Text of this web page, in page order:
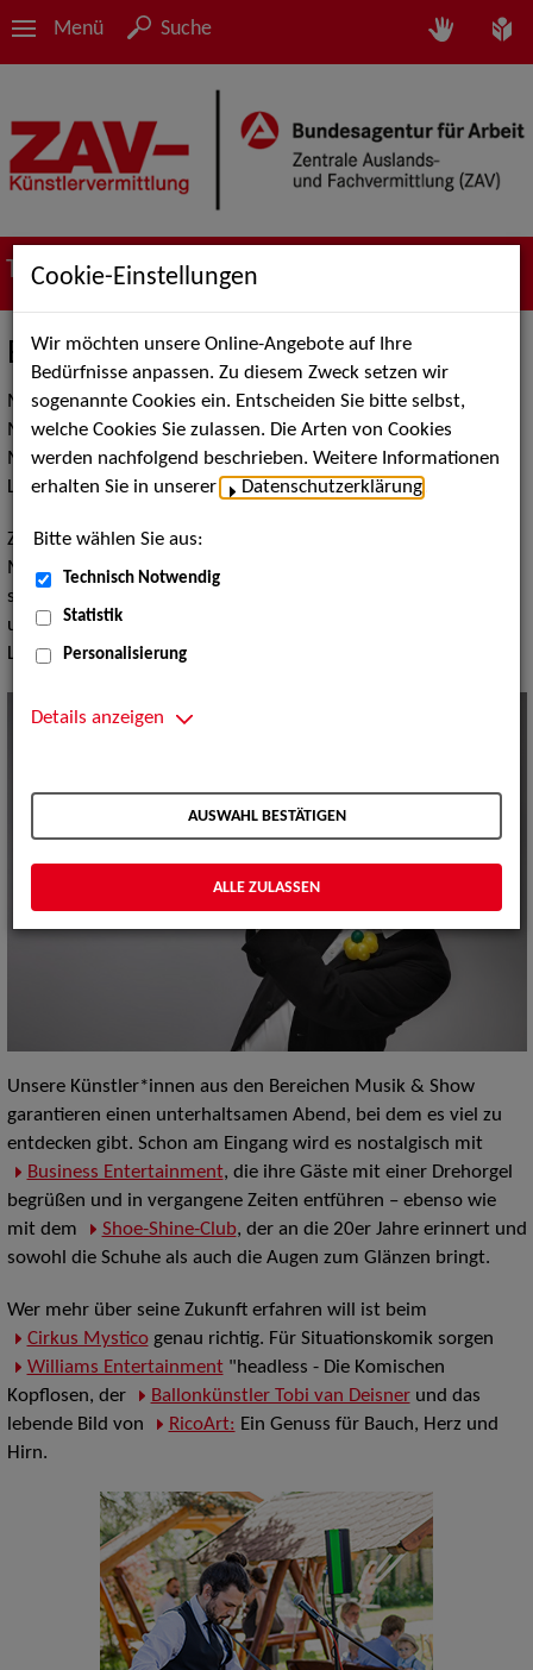
Menü Suche
Termine
Event: Lange Nacht der Musik
Magie, die staunen lässt. Comedy, die zum Lachen bringt.
Musik, die zum Tanzen anregt. Momente, die bleiben. Am 9.
Mai laden wir Sie wieder in eine der außergewöhnlichsten
Locations der Langen Nacht der Musik in München ein.
Zum neunten Mal öffnet das BiZ der Agentur für Arbeit
München in Kooperation mit der ZAV-Künstlervermittlung
seine Türen und beteiligt sich mit einem abwechslungsreichen
und unterhaltsamen Programm als Veranstaltungsort bei der
Langen Nacht der Musik.
Unsere Künstler*innen aus den Bereichen Musik & Show
garantieren einen unterhaltsamen Abend, bei dem es viel zu
entdecken gibt. Schon am Eingang wird es nostalgisch mit
Business Entertainment, die ihre Gäste mit einer Drehorgel
begrüßen und in vergangene Zeiten entführen – ebenso wie
mit dem
Shoe-Shine-Club, der an die 20er Jahre erinnert und
sowohl die Schuhe als auch die Augen zum Glänzen bringt.
Wer mehr über seine Zukunft erfahren will ist beim
Cirkus Mysticogenau richtig. Für Situationskomik sorgen
Williams Entertainment"headless - Die Komischen
Kopflosen, der
Ballonkünstler Tobi van Deisnerund das
lebende Bild von
RicoArt: Ein Genuss für Bauch, Herz und
Hirn.
Cookie-Einstellungen
Wir möchten unsere Online-Angebote auf Ihre
Bedürfnisse anpassen. Zu diesem Zweck setzen wir
sogenannte Cookies ein. Entscheiden Sie bitte selbst,
welche Cookies Sie zulassen. Die Arten von Cookies
werden nachfolgend beschrieben. Weitere Informationen
erhalten Sie in unserer
Datenschutzerklärung
Bitte wählen Sie aus:
Technisch Notwendig
Statistik
Personalisierung
Details anzeigen
AUSWAHL BESTÄTIGEN
ALLE ZULASSEN